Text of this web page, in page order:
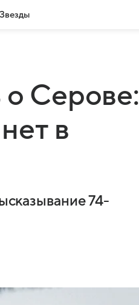
Звезды
о Серове:
в
74-